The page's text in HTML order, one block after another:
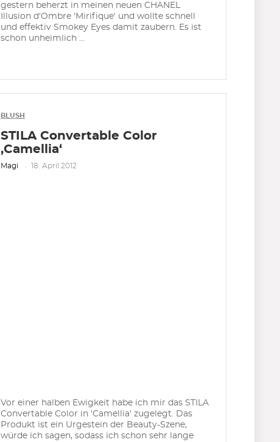
gestern beherzt in meinen neuen CHANEL
Illusion d'Ombre 'Mirifique' und wollte schnell
und effektiv Smokey Eyes damit zaubern. Es ist
schon unheimlich ...
BLUSH
STILA Convertable Color
‚Camellia‘
Magi 18. April 2012
Vor einer halben Ewigkeit habe ich mir das STILA
Convertable Color in 'Camellia' zugelegt. Das
Produkt ist ein Urgestein der Beauty-Szene,
würde ich sagen, sodass ich schon sehr lange